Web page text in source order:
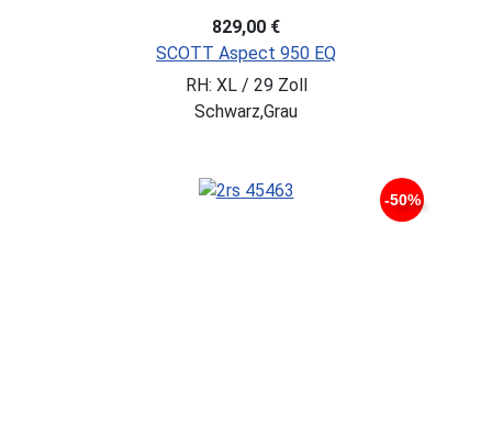
829,00 €
SCOTT Aspect 950 EQ
RH: XL / 29 Zoll
Schwarz,Grau
-50%